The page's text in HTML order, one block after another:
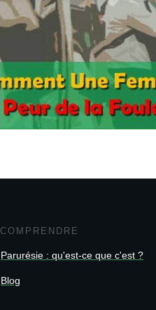
COMPRENDRE
Parurésie : qu'est-ce que c'est ?
Blog